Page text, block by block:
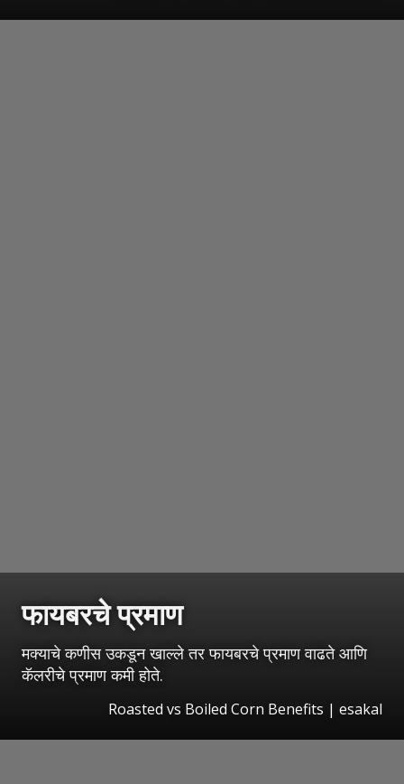
फायबरचे प्रमाण
मक्याचे कणीस उकडून खाल्ले तर फायबरचे प्रमाण वाढते आणि
कॅलरीचे प्रमाण कमी होते.
Roasted vs Boiled Corn Benefits | esakal